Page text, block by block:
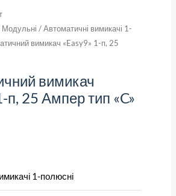
Модульні /Автоматичні вимикачі 1-
вимикач «Easy9» 1-п, 25
вимикач
п, 25 Ампер тип «C»
1-полюсні